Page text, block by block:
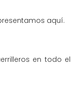
aquí.
en todo el